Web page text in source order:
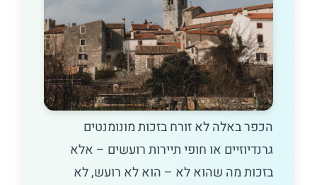
הכפר באלה לא זורח בזכות מונומנטים
גרנדיוזיים או חופי תיירות רועשים – אלא
בזכות מה שהוא לא – הוא לא רועש, לא